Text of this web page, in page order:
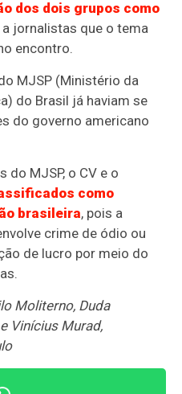
dos dois grupos como
jornalistas que o tema
encontro.
MJSP (Ministério da
do Brasil já haviam se
do governo americano
do MJSP, o CV e o
como
brasileira, pois a
crime de ódio ou
de lucro por meio do
Moliterno, Duda
Vinícius Murad,